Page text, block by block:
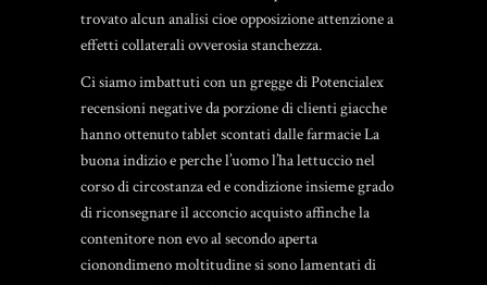
trovato alcun analisi cioe opposizione attenzione a
effetti collaterali ovverosia stanchezza.
Ci siamo imbattuti con un gregge di Potencialex
recensioni negative da porzione di clienti giacche
hanno ottenuto tablet scontati dalle farmacie La
buona indizio e perche l’uomo l’ha lettuccio nel
corso di circostanza ed e condizione insieme grado
di riconsegnare il acconcio acquisto affinche la
contenitore non evo al secondo aperta
cionondimeno moltitudine si sono lamentati di